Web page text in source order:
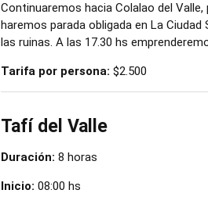
Continuaremos hacia Colalao del
haremos parada obligada en La
las ruinas. A las 17.30 hs
Tarifa por persona: $2.500
Tafí del Valle
Duración: 8 horas
Inicio: 08:00 hs